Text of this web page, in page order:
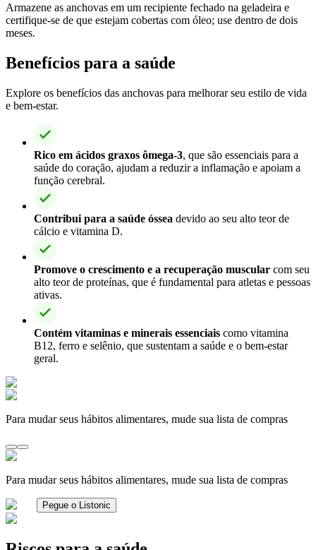
Armazene as anchovas em um recipiente fechado na geladeira e
certifique-se de que estejam cobertas com óleo; use dentro de dois
meses.
Benefícios para a saúde
Explore os benefícios das anchovas para melhorar seu estilo de vida
e bem-estar.
Rico em ácidos graxos ômega-3, que são essenciais para a
saúde do coração, ajudam a reduzir a inflamação e apoiam a
função cerebral.
Contribui para a saúde óssea devido ao seu alto teor de
cálcio e vitamina D.
Promove o crescimento e a recuperação muscular com seu
alto teor de proteínas, que é fundamental para atletas e pessoas
ativas.
Contém vitaminas e minerais essenciais como vitamina
B12, ferro e selênio, que sustentam a saúde e o bem-estar
geral.
Para mudar seus hábitos alimentares, mude sua lista de compras
Para mudar seus hábitos alimentares, mude sua lista de compras
Pegue o Listonic